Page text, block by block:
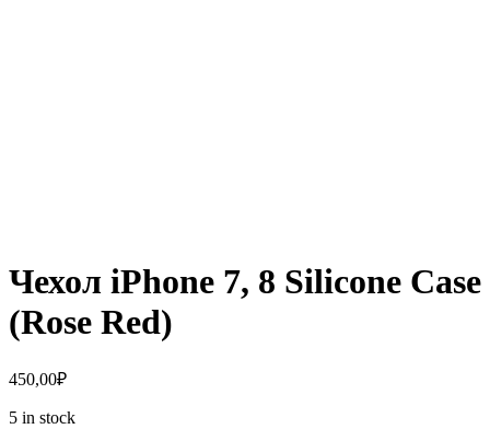
Чехол iPhone 7, 8 Silicone Case
(Rose Red)
450,00₽
5 in stock